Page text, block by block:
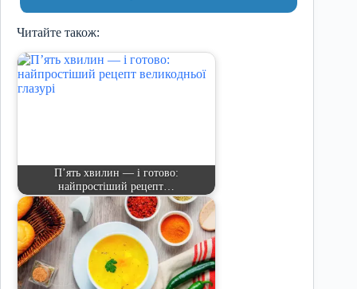
Читайте також:
П’ять хвилин — і готово:
найпростіший рецепт…